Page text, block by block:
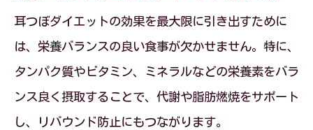
耳つぼダイエットの効果を最大限に引き出すために
は、栄養バランスの良い食事が欠かせません。特に、
タンパク質やビタミン、ミネラルなどの栄養素をバラ
ンス良く摂取することで、代謝や脂肪燃焼をサポート
し、リバウンド防止にもつながります。